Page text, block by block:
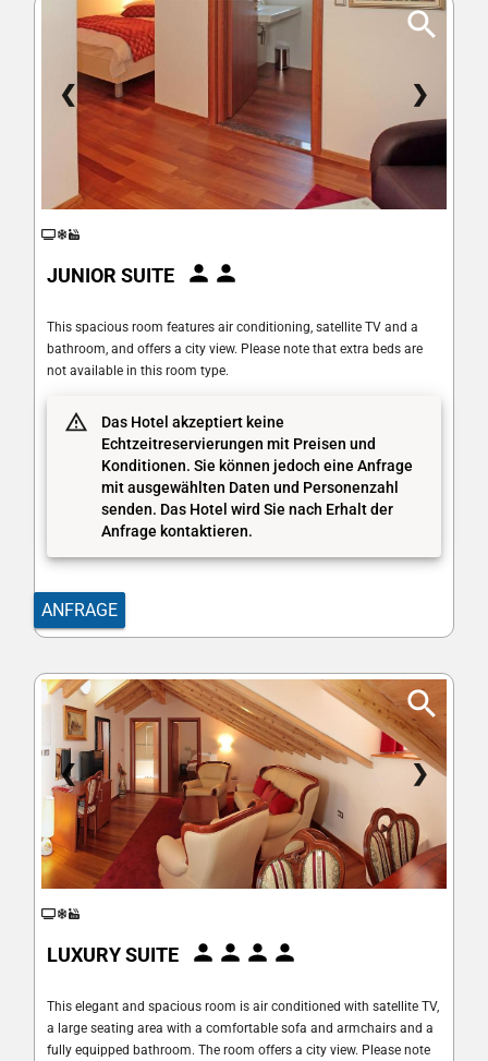
❮ ❯
JUNIOR SUITE
This spacious room features air conditioning, satellite TV and a
bathroom, and offers a city view. Please note that extra beds are
not available in this room type.
Das Hotel akzeptiert keine
Echtzeitreservierungen mit Preisen und
Konditionen. Sie können jedoch eine Anfrage
mit ausgewählten Daten und Personenzahl
senden. Das Hotel wird Sie nach Erhalt der
Anfrage kontaktieren.
ANFRAGE
❮ ❯
LUXURY SUITE
This elegant and spacious room is air conditioned with satellite TV,
a large seating area with a comfortable sofa and armchairs and a
fully equipped bathroom. The room offers a city view. Please note